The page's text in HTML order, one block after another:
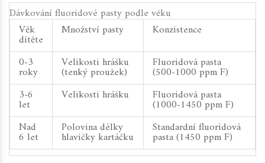
Dávkování fluoridové pasty podle věku
Věk
dítěte
Množství pasty
Konzistence
0-3
roky
Velikosti hrášku
(tenký proužek)
Fluoridová pasta
(500-1000 ppm F)
3-6
let
Velikosti hrášku Fluoridová pasta
(1000-1450 ppm F)
Nad
6 let
Polovina délky
hlavičky kartáčku
Standardní fluoridová
pasta (1450 ppm F)